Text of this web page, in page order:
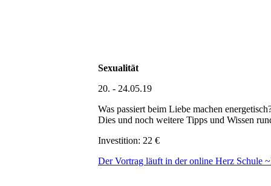
Sexualität
20. - 24.05.19
Was passiert beim Liebe machen
Dies und noch weitere Tipps und Wissen
Investition: 22 €
Der Vortrag läuft in der online Herz Schule